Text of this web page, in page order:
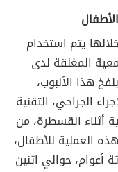
يتم استخدام
المغلقة لدى
هذا الأنبوب،
الجراحي، التقنية
أثناء القسطرة، من
العملية للأطفال،
أعوام، حوالي اثنين